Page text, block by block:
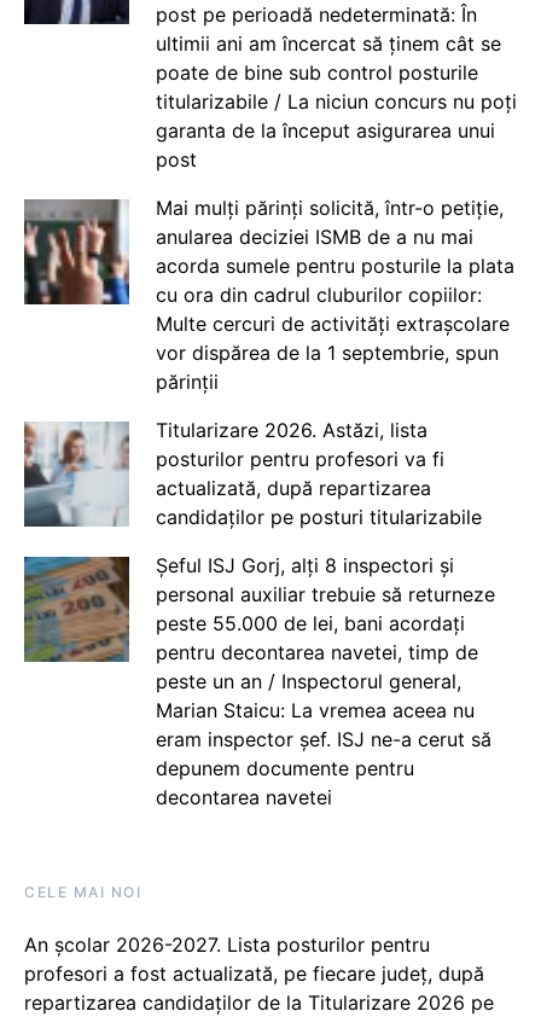
post pe perioadă nedeterminată: În
ultimii ani am încercat să ținem cât se
poate de bine sub control posturile
titularizabile / La niciun concurs nu poți
garanta de la început asigurarea unui
post
Mai mulți părinți solicită, într-o petiție,
anularea deciziei ISMB de a nu mai
acorda sumele pentru posturile la plata
cu ora din cadrul cluburilor copiilor:
Multe cercuri de activități extrașcolare
vor dispărea de la 1 septembrie, spun
părinții
Titularizare 2026. Astăzi, lista
posturilor pentru profesori va fi
actualizată, după repartizarea
candidaților pe posturi titularizabile
Șeful ISJ Gorj, alți 8 inspectori și
personal auxiliar trebuie să returneze
peste 55.000 de lei, bani acordați
pentru decontarea navetei, timp de
peste un an / Inspectorul general,
Marian Staicu: La vremea aceea nu
eram inspector șef. ISJ ne-a cerut să
depunem documente pentru
decontarea navetei
CELE MAI NOI
An școlar 2026-2027. Lista posturilor pentru
profesori a fost actualizată, pe fiecare județ, după
repartizarea candidaților de la Titularizare 2026 pe